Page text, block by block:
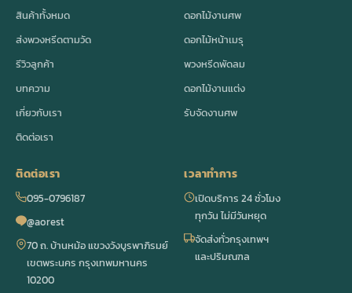
สินค้าทั้งหมด
ส่งพวงหรีดตามวัด
รีวิวลูกค้า
บทความ
เกี่ยวกับเรา
ติดต่อเรา
ดอกไม้งานศพ
ดอกไม้หน้าเมรุ
พวงหรีดพัดลม
ดอกไม้งานแต่ง
รับจัดงานศพ
ติดต่อเรา
095-0796187
@aorest
70 ถ. บ้านหม้อ แขวงวังบูรพาภิรมย์
เขตพระนคร กรุงเทพมหานคร
10200
เวลาทำการ
เปิดบริการ 24 ชั่วโมง
ทุกวัน ไม่มีวันหยุด
จัดส่งทั่วกรุงเทพฯ
และปริมณฑล